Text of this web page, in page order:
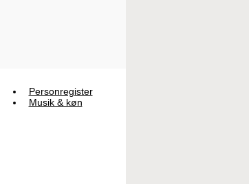
Personregister
Musik & køn